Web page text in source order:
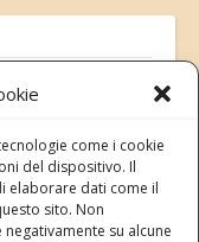
come i cookie
del dispositivo. Il
elaborare dati come il
sito. Non
su alcune